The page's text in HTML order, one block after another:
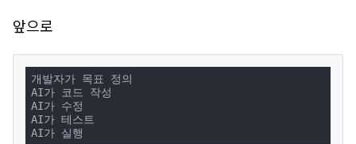
앞으로
개발자가 목표 정의
AI가 코드 작성
AI가 수정
AI가 테스트
AI가 실행